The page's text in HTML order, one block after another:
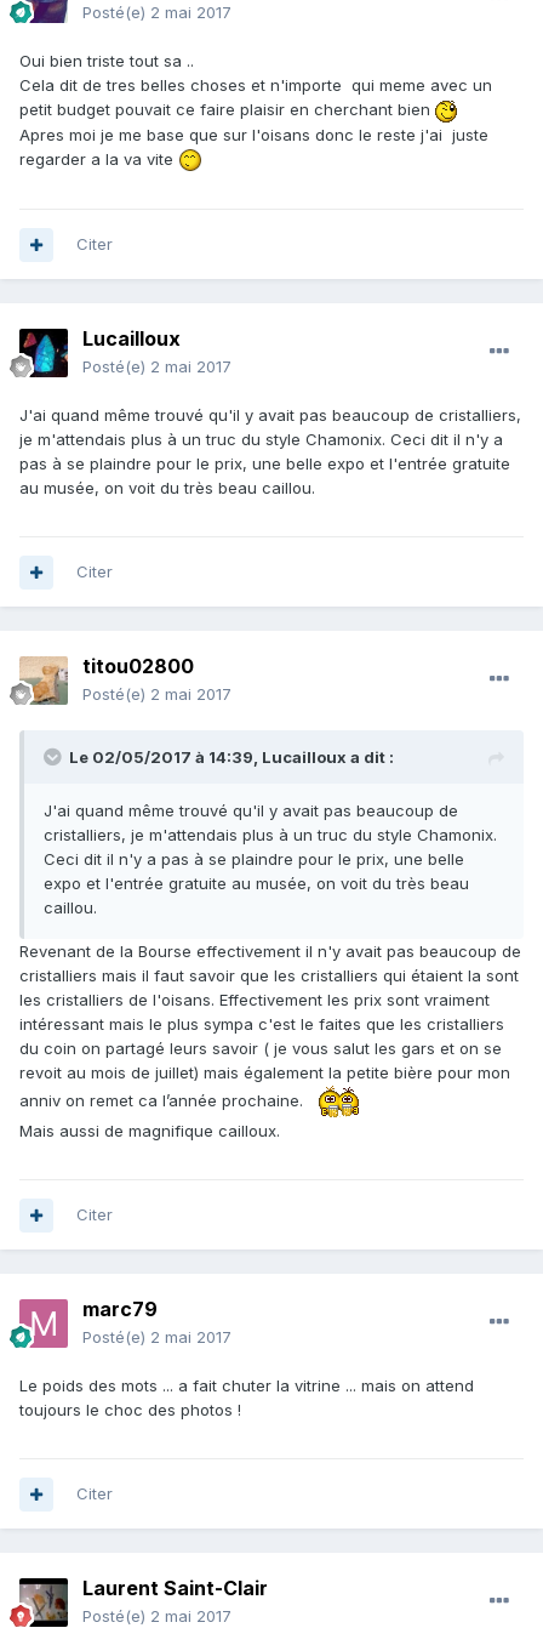
Posté(e) 2 mai 2017
Oui bien triste tout sa ..
Cela dit de tres belles choses et n'importe qui meme avec un
petit budget pouvait ce faire plaisir en cherchant bien
Apres moi je me base que sur l'oisans donc le reste j'ai juste
regarder a la va vite
Citer
Lucailloux
Posté(e) 2 mai 2017
J'ai quand même trouvé qu'il y avait pas beaucoup de cristalliers,
je m'attendais plus à un truc du style Chamonix. Ceci dit il n'y a
pas à se plaindre pour le prix, une belle expo et l'entrée gratuite
au musée, on voit du très beau caillou.
Citer
titou02800
Posté(e) 2 mai 2017
Le 02/05/2017 à 14:39, Lucailloux a dit :
J'ai quand même trouvé qu'il y avait pas beaucoup de
cristalliers, je m'attendais plus à un truc du style Chamonix.
Ceci dit il n'y a pas à se plaindre pour le prix, une belle
expo et l'entrée gratuite au musée, on voit du très beau
caillou.
Revenant de la Bourse effectivement il n'y avait pas beaucoup de
cristalliers mais il faut savoir que les cristalliers qui étaient la sont
les cristalliers de l'oisans. Effectivement les prix sont vraiment
intéressant mais le plus sympa c'est le faites que les cristalliers
du coin on partagé leurs savoir ( je vous salut les gars et on se
revoit au mois de juillet) mais également la petite bière pour mon
anniv on remet ca l’année prochaine.
Mais aussi de magnifique cailloux.
Citer
marc79
Posté(e) 2 mai 2017
Le poids des mots ... a fait chuter la vitrine ... mais on attend
toujours le choc des photos !
Citer
Laurent Saint-Clair
Posté(e) 2 mai 2017